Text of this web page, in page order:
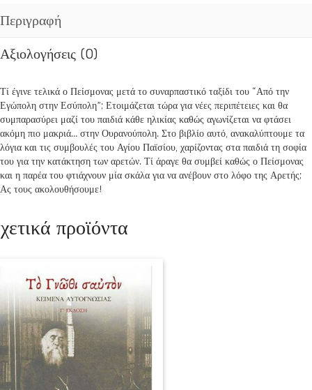
Περιγραφή
Αξιολογήσεις (0)
Τί έγινε τελικά ο Πείσμονας μετά το συναρπαστικό ταξίδι του “Από την
Εγώπολη στην Εσύπολη”; Ετοιμάζεται τώρα για νέες περιπέτειες και θα
συμπαρασύρει μαζί του παιδιά κάθε ηλικίας καθώς αγωνίζεται να φτάσει
ακόμη πιο μακριά… στην Ουρανούπολη. Στο βιβλίο αυτό, ανακαλύπτουμε τα
λόγια και τις συμβουλές του Αγίου Παϊσίου, χαρίζοντας στα παιδιά τη σοφία
του για την κατάκτηση των αρετών. Τί άραγε θα συμβεί καθώς ο Πείσμονας
και η παρέα του φτιάχνουν μία σκάλα για να ανέβουν στο λόφο της Αρετής;
Ας τους ακολουθήσουμε!
προϊόντα